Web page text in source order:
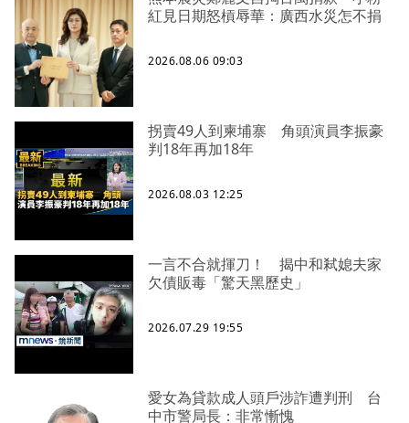
紅見日期怒槓辱華：廣西水災怎不捐
2026.08.06 09:03
拐賣49人到柬埔寨 角頭演員李振豪
判18年再加18年
2026.08.03 12:25
一言不合就揮刀！ 揭中和弒媳夫家
欠債販毒「驚天黑歷史」
2026.07.29 19:55
愛女為貸款成人頭戶涉詐遭判刑 台
中市警局長：非常慚愧